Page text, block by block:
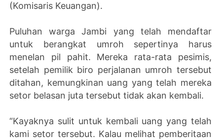
(Komisaris Keuangan).
Puluhan warga Jambi yang telah mendaftar
untuk berangkat umroh sepertinya harus
menelan pil pahit. Mereka rata-rata pesimis,
setelah pemilik biro perjalanan umroh tersebut
ditahan, kemungkinan uang yang telah mereka
setor belasan juta tersebut tidak akan kembali.
“Kayaknya sulit untuk kembali uang yang telah
kami setor tersebut. Kalau melihat pemberitaan